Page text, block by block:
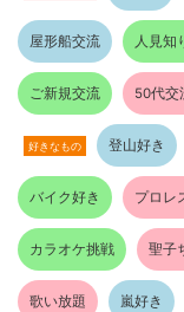
屋形船交流 人見知
ご新規交流 50代交
好きなもの 登山好き
バイク好き プロレ
カラオケ挑戦 聖子
歌い放題 嵐好き